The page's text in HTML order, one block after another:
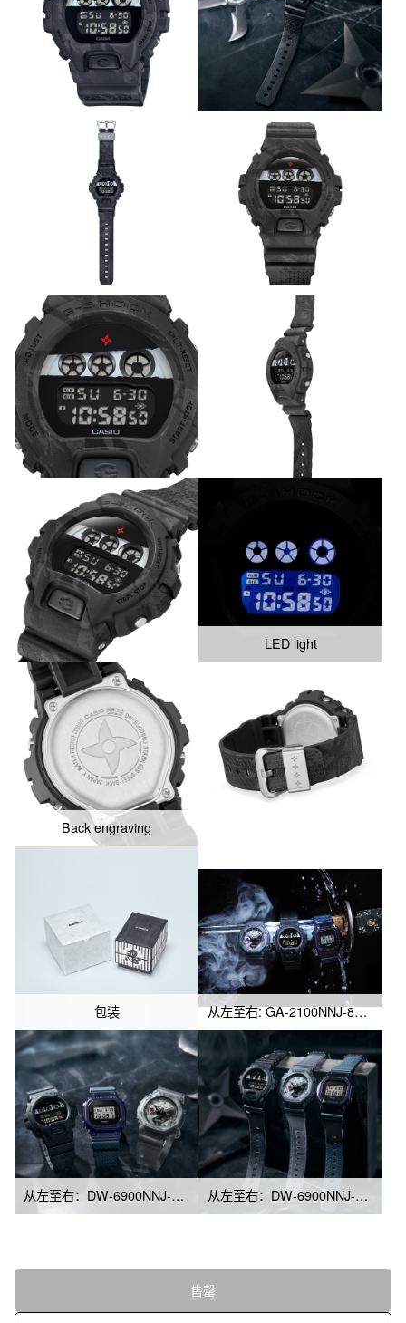
LED light
Back engraving
包装 从左至右: GA-2100NNJ-8A, DW-6900NNJ-1, DW-5600NNJ-2
从左至右：DW-6900NNJ-1、DW-5600NNJ-2、GA-2100NNJ-8A 从左至右：DW-6900NNJ-1、GA-2100NNJ-8A、DW-5600NNJ-2
售罄